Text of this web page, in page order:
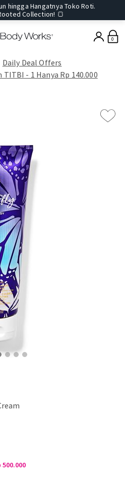
hingga Hangatnya Toko Roti.
Collection! 🍞
0
Daily Deal Offers
TITBI - 1 Hanya Rp 140.000